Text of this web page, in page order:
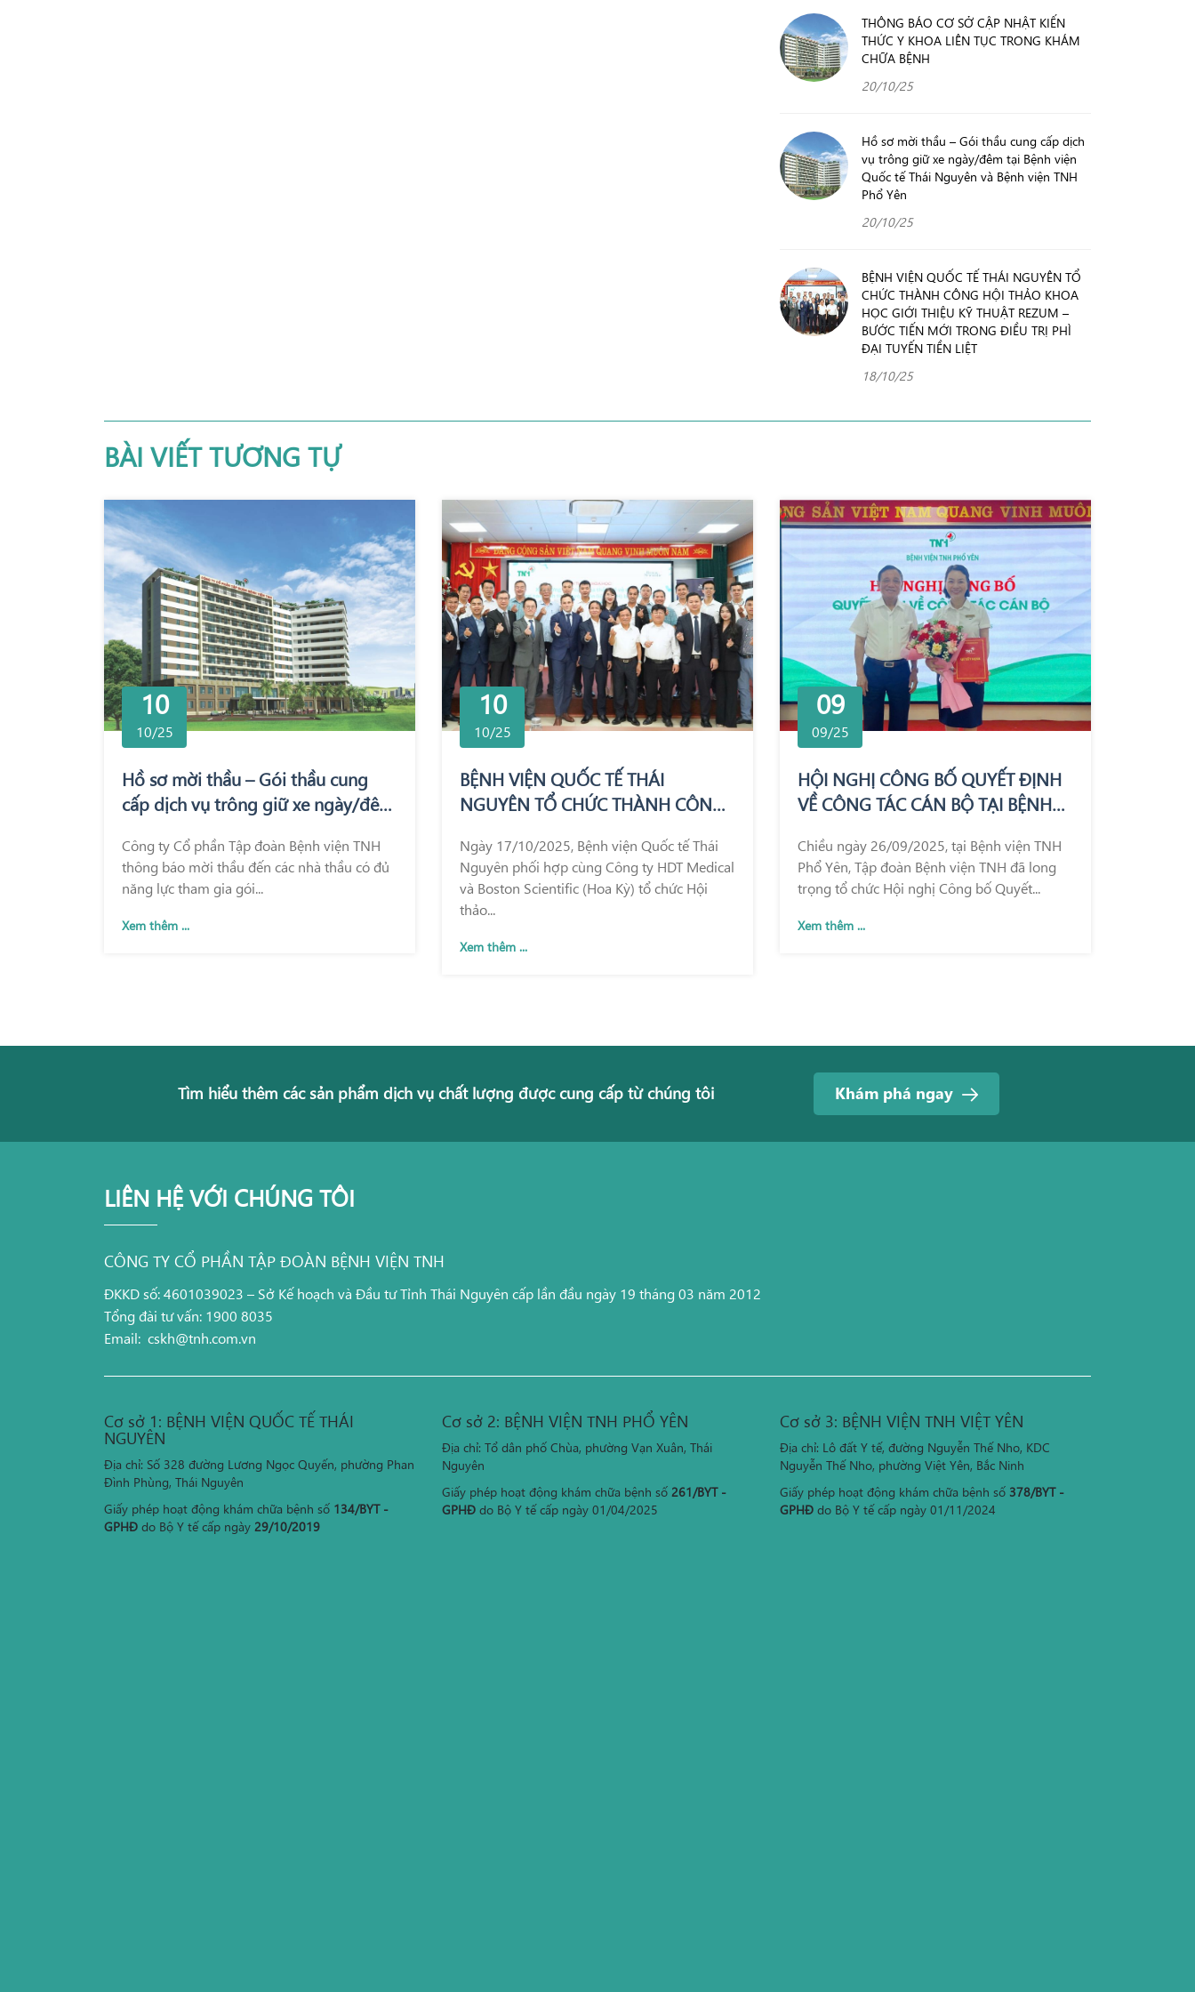
THÔNG BÁO CƠ SỞ CẬP NHẬT KIẾN
THỨC Y KHOA LIÊN TỤC TRONG KHÁM
CHỮA BỆNH
20/10/25
Hồ sơ mời thầu – Gói thầu cung cấp dịch
vụ trông giữ xe ngày/đêm tại Bệnh viện
Quốc tế Thái Nguyên và Bệnh viện TNH
Phổ Yên
20/10/25
BỆNH VIỆN QUỐC TẾ THÁI NGUYÊN TỔ
CHỨC THÀNH CÔNG HỘI THẢO KHOA
HỌC GIỚI THIỆU KỸ THUẬT REZUM –
BƯỚC TIẾN MỚI TRONG ĐIỀU TRỊ PHÌ
ĐẠI TUYẾN TIỀN LIỆT
18/10/25
BÀI VIẾT TƯƠNG TỰ
10
10/25
Hồ sơ mời thầu – Gói thầu cung
cấp dịch vụ trông giữ xe ngày/đêm
và Bệnh viện TNH Phổ Yên
Công ty Cổ phần Tập đoàn Bệnh viện TNH
thông báo mời thầu đến các nhà thầu có đủ
năng lực tham gia gói...
Xem thêm ...
10
10/25
BỆNH VIỆN QUỐC TẾ THÁI
NGUYÊN TỔ CHỨC THÀNH CÔNG
KỸ THUẬT REZUM – BƯỚC TIẾN
MỚI TRONG ĐIỀU TRỊ PHÌ ĐẠI
TUYẾN TIỀN LIỆT
Ngày 17/10/2025, Bệnh viện Quốc tế Thái
Nguyên phối hợp cùng Công ty HDT Medical
và Boston Scientific (Hoa Kỳ) tổ chức Hội
thảo...
Xem thêm ...
09
09/25
HỘI NGHỊ CÔNG BỐ QUYẾT ĐỊNH
VỀ CÔNG TÁC CÁN BỘ TẠI BỆNH
Chiều ngày 26/09/2025, tại Bệnh viện TNH
Phổ Yên, Tập đoàn Bệnh viện TNH đã long
trọng tổ chức Hội nghị Công bố Quyết...
Xem thêm ...
Tìm hiểu thêm các sản phẩm dịch vụ chất lượng được cung cấp từ chúng tôi Khám phá ngay
LIÊN HỆ VỚI CHÚNG TÔI
CÔNG TY CỔ PHẦN TẬP ĐOÀN BỆNH VIỆN TNH
ĐKKD số: 4601039023 – Sở Kế hoạch và Đầu tư Tỉnh Thái Nguyên cấp lần đầu ngày 19 tháng 03 năm 2012
Tổng đài tư vấn: 1900 8035
Email: cskh@tnh.com.vn
Cơ sở 1: BỆNH VIỆN QUỐC TẾ THÁI
NGUYÊN
Địa chỉ: Số 328 đường Lương Ngọc Quyến, phường Phan
Đình Phùng, Thái Nguyên
Giấy phép hoạt động khám chữa bệnh số 134/BYT -
GPHĐ do Bộ Y tế cấp ngày 29/10/2019
Cơ sở 2: BỆNH VIỆN TNH PHỔ YÊN
Địa chỉ: Tổ dân phố Chùa, phường Vạn Xuân, Thái
Nguyên
Giấy phép hoạt động khám chữa bệnh số 261/BYT -
GPHĐ do Bộ Y tế cấp ngày 01/04/2025
Cơ sở 3: BỆNH VIỆN TNH VIỆT YÊN
Địa chỉ: Lô đất Y tế, đường Nguyễn Thế Nho, KDC
Nguyễn Thế Nho, phường Việt Yên, Bắc Ninh
Giấy phép hoạt động khám chữa bệnh số 378/BYT -
GPHĐ do Bộ Y tế cấp ngày 01/11/2024